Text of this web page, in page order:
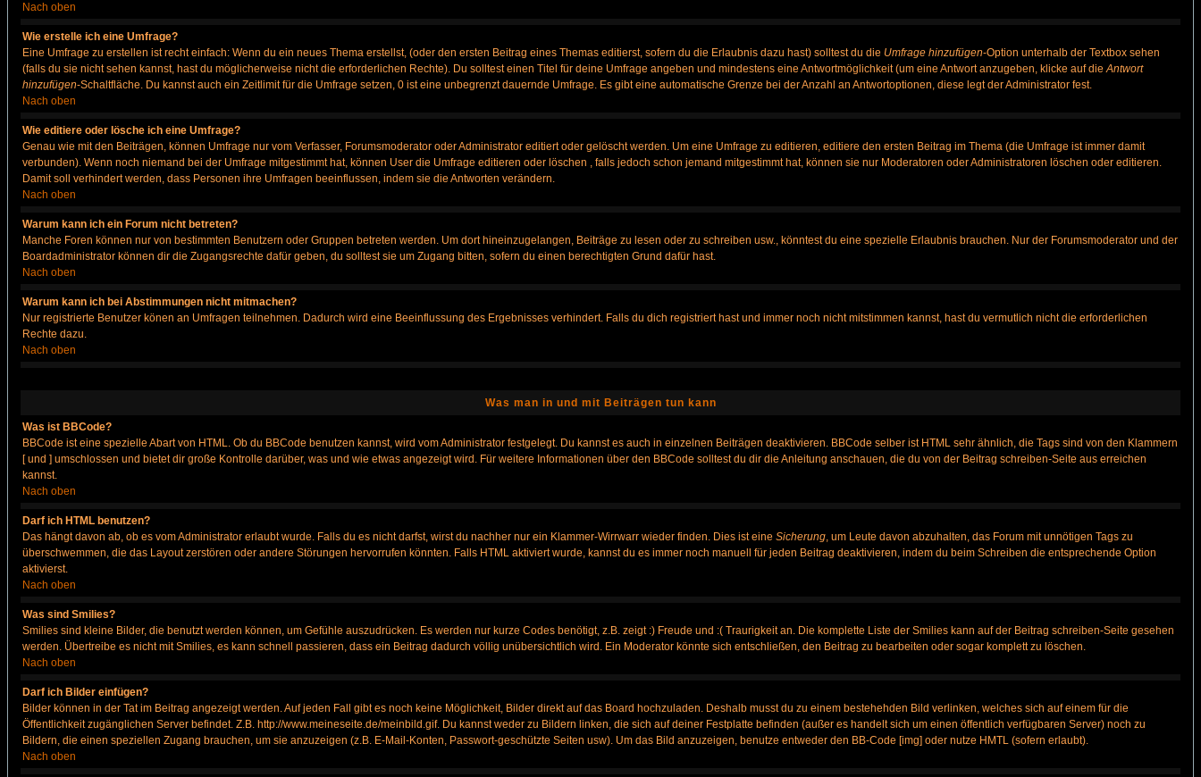
Nach oben
Wie erstelle ich eine Umfrage?
Eine Umfrage zu erstellen ist recht einfach: Wenn du ein neues Thema erstellst, (oder den ersten Beitrag eines Themas editierst, sofern du die Erlaubnis dazu hast) solltest du die Umfrage hinzufügen-Option unterhalb der Textbox sehen
(falls du sie nicht sehen kannst, hast du möglicherweise nicht die erforderlichen Rechte). Du solltest einen Titel für deine Umfrage angeben und mindestens eine Antwortmöglichkeit (um eine Antwort anzugeben, klicke auf dieAntwort
hinzufügen-Schaltfläche. Du kannst auch ein Zeitlimit für die Umfrage setzen, 0 ist eine unbegrenzt dauernde Umfrage. Es gibt eine automatische Grenze bei der Anzahl an Antwortoptionen, diese legt der Administrator fest.
Nach oben
Wie editiere oder lösche ich eine Umfrage?
Genau wie mit den Beiträgen, können Umfrage nur vom Verfasser, Forumsmoderator oder Administrator editiert oder gelöscht werden. Um eine Umfrage zu editieren, editiere den ersten Beitrag im Thema (die Umfrage ist immer damit
verbunden). Wenn noch niemand bei der Umfrage mitgestimmt hat, können User die Umfrage editieren oder löschen , falls jedoch schon jemand mitgestimmt hat, können sie nur Moderatoren oder Administratoren löschen oder editieren.
Damit soll verhindert werden, dass Personen ihre Umfragen beeinflussen, indem sie die Antworten verändern.
Nach oben
Warum kann ich ein Forum nicht betreten?
Manche Foren können nur von bestimmten Benutzern oder Gruppen betreten werden. Um dort hineinzugelangen, Beiträge zu lesen oder zu schreiben usw., könntest du eine spezielle Erlaubnis brauchen. Nur der Forumsmoderator und der
Boardadministrator können dir die Zugangsrechte dafür geben, du solltest sie um Zugang bitten, sofern du einen berechtigten Grund dafür hast.
Nach oben
Warum kann ich bei Abstimmungen nicht mitmachen?
Nur registrierte Benutzer könen an Umfragen teilnehmen. Dadurch wird eine Beeinflussung des Ergebnisses verhindert. Falls du dich registriert hast und immer noch nicht mitstimmen kannst, hast du vermutlich nicht die erforderlichen
Rechte dazu.
Nach oben
Was man in und mit Beiträgen tun kann
Was ist BBCode?
BBCode ist eine spezielle Abart von HTML. Ob du BBCode benutzen kannst, wird vom Administrator festgelegt. Du kannst es auch in einzelnen Beiträgen deaktivieren. BBCode selber ist HTML sehr ähnlich, die Tags sind von den Klammern
[ und ] umschlossen und bietet dir große Kontrolle darüber, was und wie etwas angezeigt wird. Für weitere Informationen über den BBCode solltest du dir die Anleitung anschauen, die du von der Beitrag schreiben-Seite aus erreichen
kannst.
Nach oben
Darf ich HTML benutzen?
Das hängt davon ab, ob es vom Administrator erlaubt wurde. Falls du es nicht darfst, wirst du nachher nur ein Klammer-Wirrwarr wieder finden. Dies ist eine Sicherung, um Leute davon abzuhalten, das Forum mit unnötigen Tags zu
überschwemmen, die das Layout zerstören oder andere Störungen hervorrufen könnten. Falls HTML aktiviert wurde, kannst du es immer noch manuell für jeden Beitrag deaktivieren, indem du beim Schreiben die entsprechende Option
aktivierst.
Nach oben
Was sind Smilies?
Smilies sind kleine Bilder, die benutzt werden können, um Gefühle auszudrücken. Es werden nur kurze Codes benötigt, z.B. zeigt :) Freude und :( Traurigkeit an. Die komplette Liste der Smilies kann auf der Beitrag schreiben-Seite gesehen
werden. Übertreibe es nicht mit Smilies, es kann schnell passieren, dass ein Beitrag dadurch völlig unübersichtlich wird. Ein Moderator könnte sich entschließen, den Beitrag zu bearbeiten oder sogar komplett zu löschen.
Nach oben
Darf ich Bilder einfügen?
Bilder können in der Tat im Beitrag angezeigt werden. Auf jeden Fall gibt es noch keine Möglichkeit, Bilder direkt auf das Board hochzuladen. Deshalb musst du zu einem bestehehden Bild verlinken, welches sich auf einem für die
Öffentlichkeit zugänglichen Server befindet. Z.B. http://www.meineseite.de/meinbild.gif. Du kannst weder zu Bildern linken, die sich auf deiner Festplatte befinden (außer es handelt sich um einen öffentlich verfügbaren Server) noch zu
Bildern, die einen speziellen Zugang brauchen, um sie anzuzeigen (z.B. E-Mail-Konten, Passwort-geschützte Seiten usw). Um das Bild anzuzeigen, benutze entweder den BB-Code [img] oder nutze HMTL (sofern erlaubt).
Nach oben